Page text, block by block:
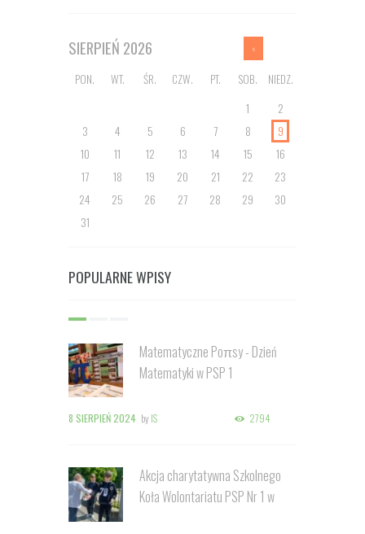
SIERPIEŃ 2026
PON. WT. ŚR. CZW. PT. SOB. NIEDZ.
1
2
3
4 5 6 7 8
9
10
11 12 13 14 15
16
17
18 19 20 21 22
23
24
25 26 27 28 29
30
31
POPULARNE WPISY
Matematyczne Poπsy - Dzień
Matematyki w PSP 1
8 SIERPIEŃ 2024 by IS 2794
Akcja charytatywna Szkolnego
Koła Wolontariatu PSP Nr 1 w